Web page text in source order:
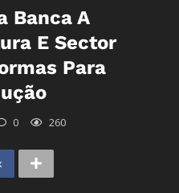
Banca A
E Sector
Para
0 260